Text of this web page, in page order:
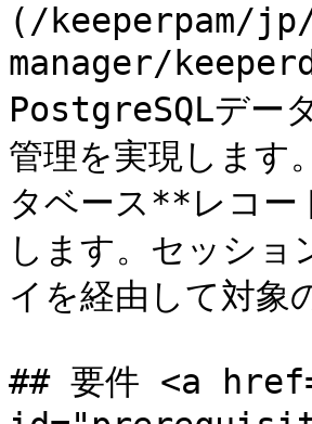
(/keeperpam/
manager/
PostgreSQLデー
管理を実現します
タベース**レコー
します。セッシ
イを経由して対象
## 要件 <a